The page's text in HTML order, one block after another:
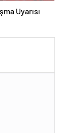
Uyarısı